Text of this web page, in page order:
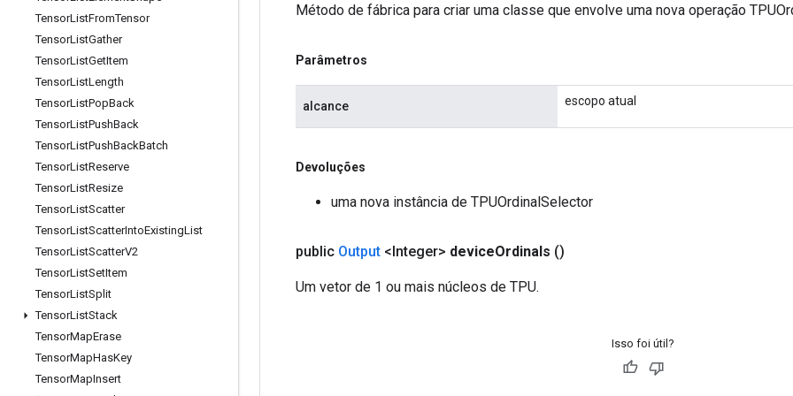
TensorListFromTensor
TensorListGather
TensorListGetItem
TensorListLength
TensorListPopBack
TensorListPushBack
TensorListPushBackBatch
TensorListReserve
TensorListResize
TensorListScatter
TensorListScatterIntoExistingList
TensorListScatterV2
TensorListSetItem
TensorListSplit
TensorListStack
TensorMapErase
TensorMapHasKey
TensorMapInsert
Método de fábrica para criar uma classe que envolve uma nova operação
Parâmetros
alcance escopo atual
Devoluções
uma nova instância de TPUOrdinalSelector
public Output <Integer> deviceOrdinals ()
Um vetor de 1 ou mais núcleos de TPU.
Isso foi útil?